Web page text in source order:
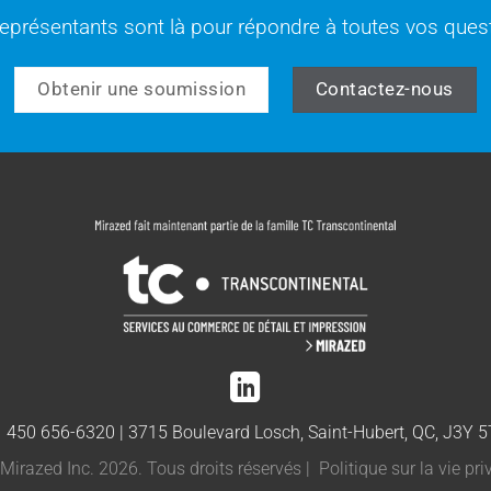
sont là pour répondre à toutes vos
Obtenir une soumission Contactez-nous
450 656-6320
3715 Boulevard Losch, Saint-Hubert, QC, J3Y
Inc. 2026. Tous droits réservés |
Politique sur la vie